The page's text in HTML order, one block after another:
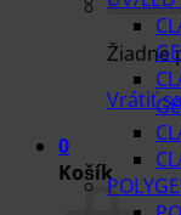
Žiadne
Vrátiť
0
Košík